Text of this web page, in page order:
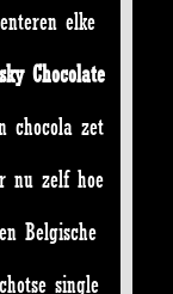
elke
Chocolate
chocola zet
nu zelf hoe
Belgische
single